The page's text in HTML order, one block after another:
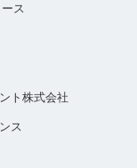
ス
ト株式会社
ス